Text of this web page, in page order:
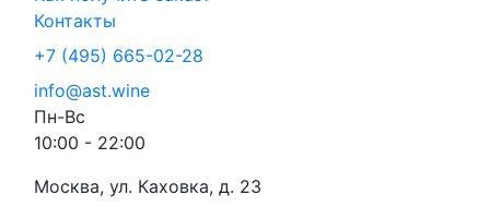
Контакты
+7 (495) 665-02-28
info@ast.wine
Пн-Вс
10:00 - 22:00
Москва, ул. Каховка, д. 23